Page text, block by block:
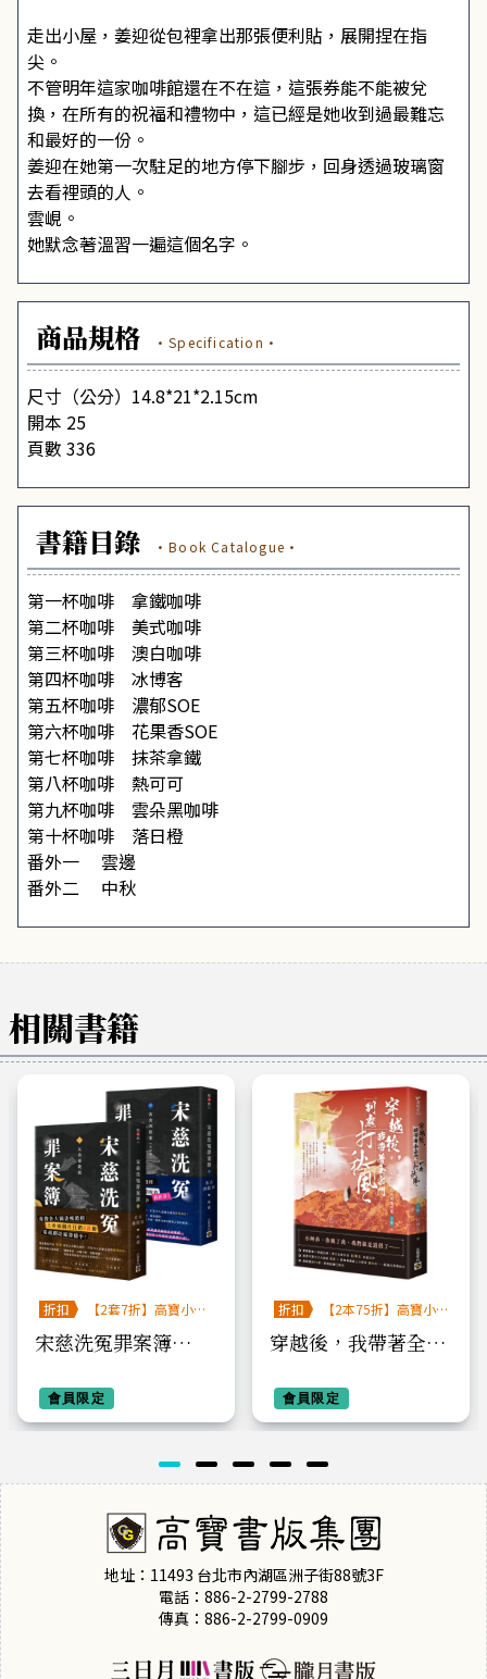
走出小屋，姜迎從包裡拿出那張便利貼，展開捏在指
尖。
不管明年這家咖啡館還在不在這，這張券能不能被兌
換，在所有的祝福和禮物中，這已經是她收到過最難忘
和最好的一份。
姜迎在她第一次駐足的地方停下腳步，回身透過玻璃窗
去看裡頭的人。
雲峴。
她默念著溫習一遍這個名字。
商品規格 ·Specification·
尺寸（公分）14.8*21*2.15cm
開本 25
頁數 336
書籍目錄 ·Book Catalogue·
第一杯咖啡 拿鐵咖啡
第二杯咖啡 美式咖啡
第三杯咖啡 澳白咖啡
第四杯咖啡 冰博客
第五杯咖啡 濃郁SOE
第六杯咖啡 花果香SOE
第七杯咖啡 抹茶拿鐵
第八杯咖啡 熱可可
第九杯咖啡 雲朵黑咖啡
第十杯咖啡 落日橙
番外一 雲邊
番外二 中秋
相關書籍
折扣
【2套7折】高寶小說
宋慈洗冤罪案簿
書】：（三）太丞毒
殺案、（四）客舍凶
會員限定
折扣
【2本75折】高寶小
穿越後，我帶著全宗
部】小師弟才沒有那
麼可愛（下卷）
會員限定
地址：11493 台北市內湖區洲子街88號3F
電話：886-2-2799-2788
傳真：886-2-2799-0909